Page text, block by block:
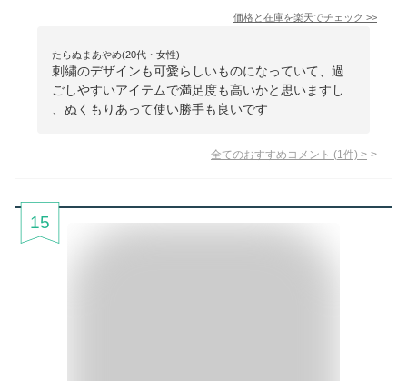
価格と在庫を楽天でチェック >>
たらぬまあやめ(20代・女性)
刺繍のデザインも可愛らしいものになっていて、過
ごしやすいアイテムで満足度も高いかと思いますし
、ぬくもりあって使い勝手も良いです
全てのおすすめコメント (1 件) >
15